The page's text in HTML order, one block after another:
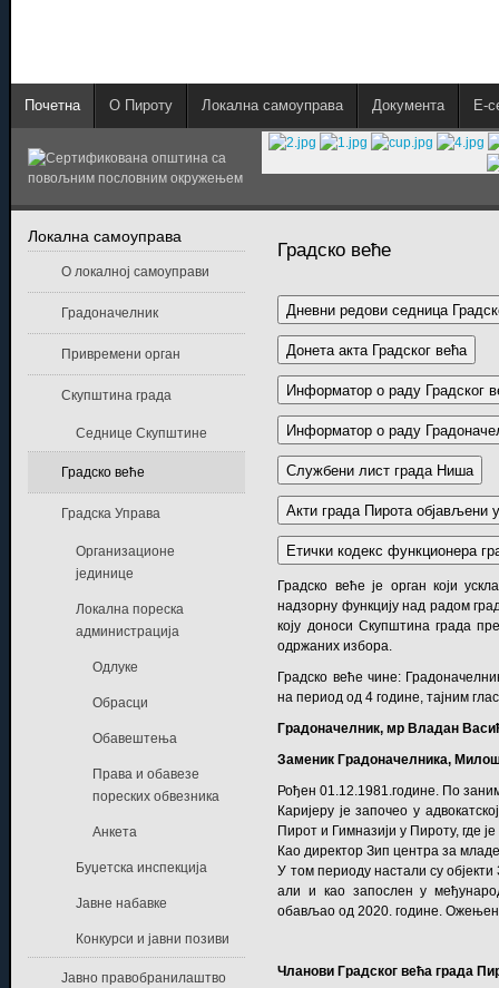
Почетна О Пироту Локална самоуправа Документа E-
Градско веће
Дневни редови седница
Донета акта Градског већа
Информатор о раду Градског
Информатор о раду
Службени лист града Ниша
Акти града Пирота
Етички кодекс функционера
Градско веће је орган који
надзорну функцију над радом
коју доноси Скупштина градапре
одржаних избора.
Градско веће чине:
на период од 4 године, тајним
Градоначелник, мр Владан
Заменик Градоначелника,
Рођен 01.12.1981.године. По
Каријеру је започео у
Пирот и Гимназији у Пироту, где
Као директор Зип центра за
У том периоду настали су
али и као запослен у
обављао од 2020. године. Ожењен
Чланови Градског већа града
Локална самоуправа
О локалној самоуправи
Градоначелник
Привремени орган
Скупштина града
Седнице Скупштине
Градско веће
Градска Управа
Организационе
јединице
Локална пореска
администрација
Одлуке
Обрасци
Обавештења
Права и обавезе
пореских обвезника
Анкета
Буџетска инспекција
Јавне набавке
Конкурси и јавни позиви
Јавно правобранилаштво